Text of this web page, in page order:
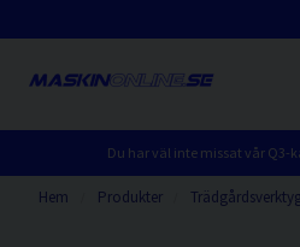
Du har väl inte missat vår Q3-
Hem Produkter